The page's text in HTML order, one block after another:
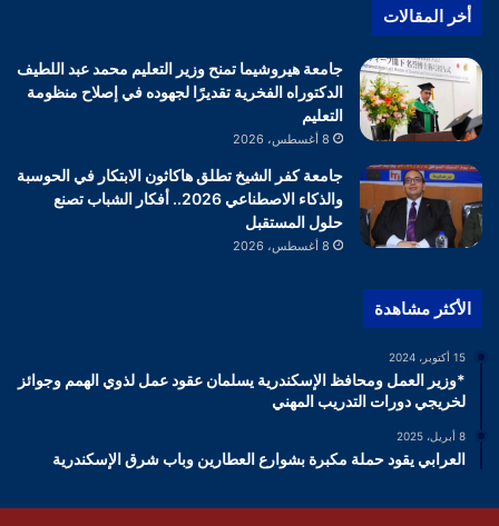
أخر المقالات
جامعة هيروشيما تمنح وزير التعليم محمد عبد اللطيف
الدكتوراه الفخرية تقديرًا لجهوده في إصلاح منظومة
التعليم
8 أغسطس، 2026
جامعة كفر الشيخ تطلق هاكاثون الابتكار في الحوسبة
والذكاء الاصطناعي 2026.. أفكار الشباب تصنع
حلول المستقبل
8 أغسطس، 2026
الأكثر مشاهدة
15 أكتوبر، 2024
*وزير العمل ومحافظ الإسكندرية يسلمان عقود عمل لذوي الهمم وجوائز
لخريجي دورات التدريب المهني
8 أبريل، 2025
العرابي يقود حملة مكبرة بشوارع العطارين وباب شرق الإسكندرية